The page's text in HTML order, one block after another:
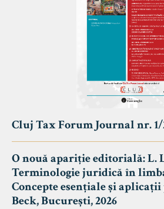
Cluj Tax Forum Journal nr. 1/
O nouă apariție editorială: L.
Terminologie juridică în
Concepte esențiale și aplicații
Beck, București, 2026